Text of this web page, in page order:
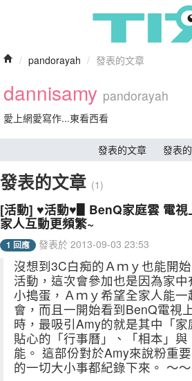
/ pandorayah / 發表的文章
dannisamy pandorayah
愛上網愛寫作...東看西看
發表的文章 發表
發表的文章 (1)
[活動] ♥活動♥▋BenQ家庭雲 電
家人互動更頻繁~
1 回應 發表於 2013-09-03 23:53
沒想到3C白痴的Ａｍｙ也能開
活動，這次會參加也是因為家
小搗蛋，Ａｍｙ希望全家人能
會，而且一開始看到BenQ電視
時，最吸引Amy的就是其中「
貼心的「行事曆」、「相本」
能。 這部份對於Amy來說粉重
的一切大小事都紀錄下來。 ～